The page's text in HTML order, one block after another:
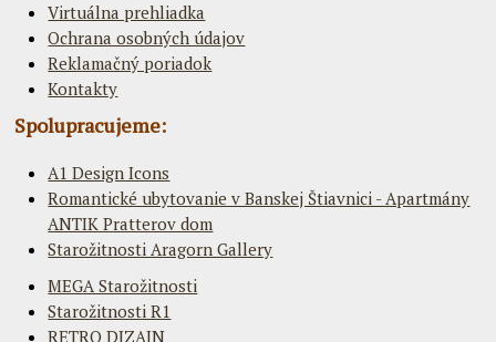
Virtuálna prehliadka
Ochrana osobných údajov
Reklamačný poriadok
Kontakty
Spolupracujeme:
A1 Design Icons
Romantické ubytovanie v Banskej Štiavnici - Apartmány
ANTIK Pratterov dom
Starožitnosti Aragorn Gallery
MEGA Starožitnosti
Starožitnosti R1
RETRO DIZAJN